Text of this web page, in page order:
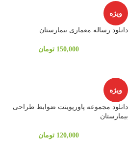
ویژه
دانلود رساله معماری بیمارستان
150,000 تومان
ویژه
دانلود مجموعه پاورپوینت ضوابط طراحی
بیمارستان
120,000 تومان